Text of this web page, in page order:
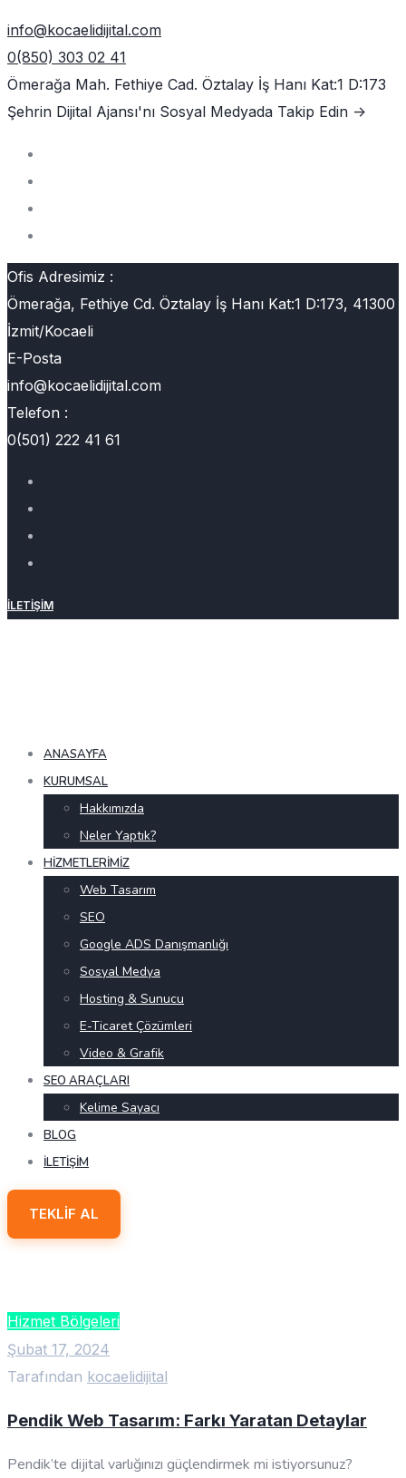
info@kocaelidijital.com
0(850) 303 02 41
Ömerağa Mah. Fethiye Cad. Öztalay İş Hanı Kat:1 D:173
Şehrin Dijital Ajansı'nı Sosyal Medyada Takip Edin ->
Ofis Adresimiz :
Ömerağa, Fethiye Cd. Öztalay İş Hanı Kat:1 D:173, 41300
İzmit/Kocaeli
E-Posta
info@kocaelidijital.com
Telefon :
0(501) 222 41 61
İLETIŞIM
ANASAYFA
KURUMSAL
Hakkımızda
Neler Yaptık?
HIZMETLERIMIZ
Web Tasarım
SEO
Google ADS Danışmanlığı
Sosyal Medya
Hosting & Sunucu
E-Ticaret Çözümleri
Video & Grafik
SEO ARAÇLARI
Kelime Sayacı
BLOG
İLETIŞIM
TEKLIF AL
Hizmet Bölgeleri
Şubat 17, 2024
Tarafından kocaelidijital
Pendik Web Tasarım: Farkı Yaratan Detaylar
Pendik’te dijital varlığınızı güçlendirmek mi istiyorsunuz?